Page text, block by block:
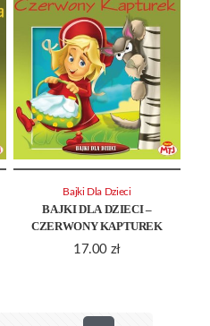
BAJKI DLA DZIECI –
CZERWONY KAPTUREK
17.00 zł
Bajki Dla Dzieci